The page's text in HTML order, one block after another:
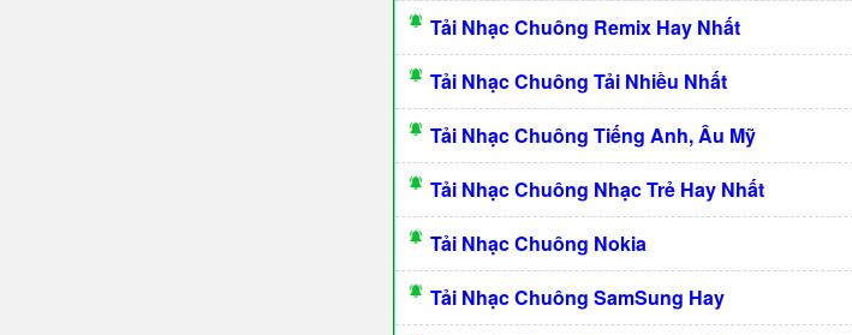
Tải Nhạc Chuông Remix Hay Nhất
Tải Nhạc Chuông Tải Nhiều Nhất
Tải Nhạc Chuông Tiếng Anh, Âu Mỹ
Tải Nhạc Chuông Nhạc Trẻ Hay Nhất
Tải Nhạc Chuông Nokia
Tải Nhạc Chuông SamSung Hay